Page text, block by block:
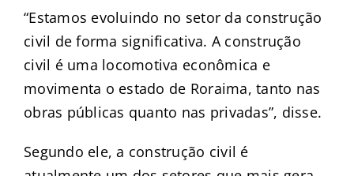
“Estamos evoluindo no setor da construção
civil de forma significativa. A construção
civil é uma locomotiva econômica e
movimenta o estado de Roraima, tanto nas
obras públicas quanto nas privadas”, disse.
Segundo ele, a construção civil é